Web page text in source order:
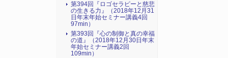
第394回『ロゴセラピーと慈悲
の生きる力』（2018年12月31
日年末年始セミナー講義4回
97min）
第393回『心の制御と真の幸福
の道』（2018年12月30日年末
年始セミナー講義2回
109min）